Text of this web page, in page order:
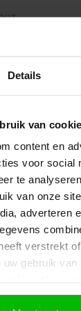
Details
van
content en
voor social
te
van onze
adverteren
verstrekt
gebruik van
Azobé /
Stel je
de
met het
zeker weten
aanwezig